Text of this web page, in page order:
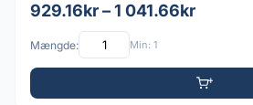
929.16kr – 1 041.66kr
Mængde: Min: 1